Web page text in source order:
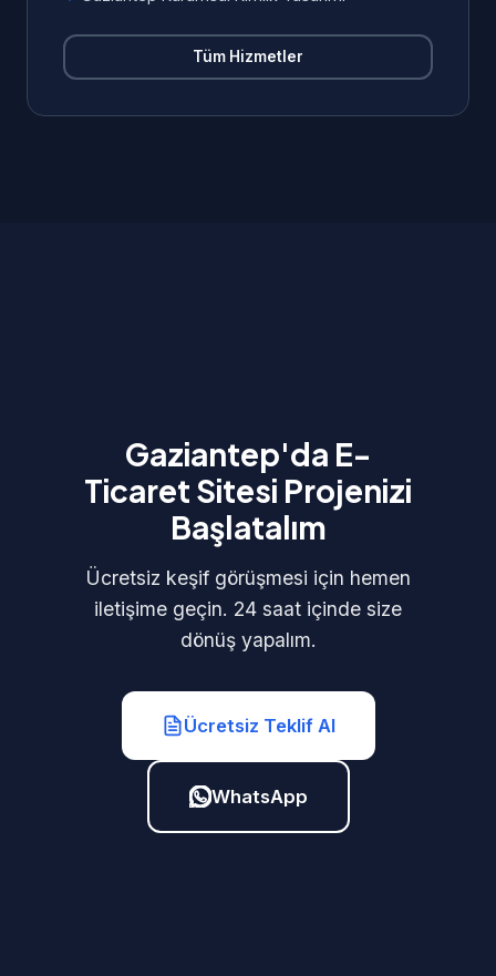
Tüm Hizmetler
Gaziantep'da E-
Ticaret Sitesi Projenizi
Başlatalım
Ücretsiz keşif görüşmesi için hemen
iletişime geçin. 24 saat içinde size
dönüş yapalım.
Ücretsiz Teklif Al
WhatsApp